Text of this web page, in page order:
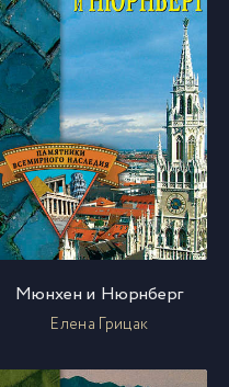
Мюнхен и Нюрнберг
Елена Грицак